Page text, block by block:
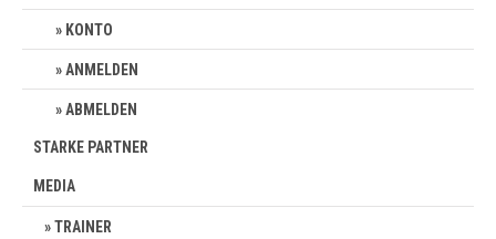
KONTO
ANMELDEN
ABMELDEN
STARKE PARTNER
MEDIA
TRAINER